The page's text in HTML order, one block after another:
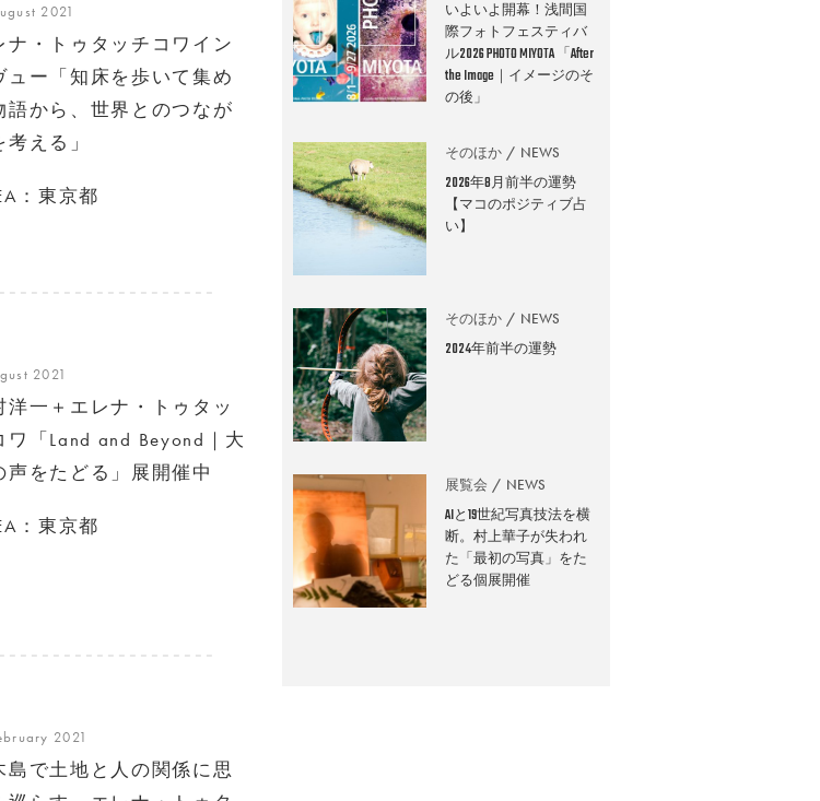
2021
ナ・トゥタッチコワイン
ュー「知床を歩いて集め
語から、世界とのつなが
考える」
：東京都
2021
洋一＋エレナ・トゥタッ
ワ「Land and Beyond｜大
声をたどる」展開催中
：東京都
2021
島で土地と人の関係に思
いよいよ開幕！浅間国
際フォトフェスティバ
ル2026 PHOTO MIYOTA 「After
the Image｜イメージのそ
の後」
そのほか NEWS
2026年8月前半の運勢
【マコのポジティブ占
い】
そのほか NEWS
2024年前半の運勢
展覧会 NEWS
AIと19世紀写真技法を横
断。村上華子が失われ
た「最初の写真」をた
どる個展開催